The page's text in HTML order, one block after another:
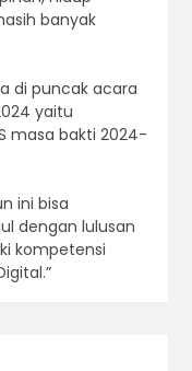
banyak
di puncak acara
yaitu
masa bakti 2024-
ini bisa
dengan lulusan
kompetensi